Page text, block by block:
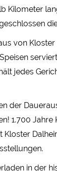
Kilometer
von
jedes
der
1.700
Kloster
in der